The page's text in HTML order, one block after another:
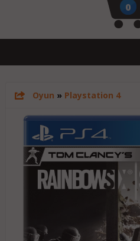
0
Oyun » Playstation 4